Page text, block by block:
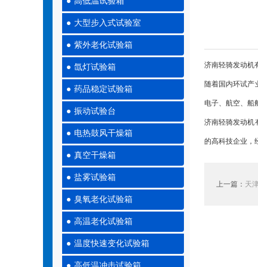
大型步入式试验室
紫外老化试验箱
氙灯试验箱
药品稳定试验箱
振动试验台
电热鼓风干燥箱
真空干燥箱
盐雾试验箱
臭氧老化试验箱
高温老化试验箱
温度快速变化试验箱
济南轻骑发动机
随着国内环试产
电子、航空、船
济南轻骑发动机
的高科技企业，
上一篇： 天